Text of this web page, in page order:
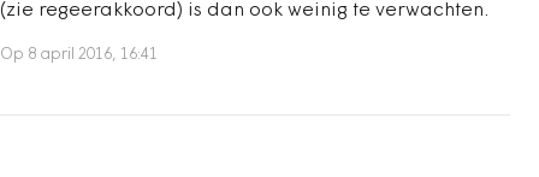
(zie regeerakkoord) is dan ook weinig te verwachten.
Op 8 april 2016, 16:41